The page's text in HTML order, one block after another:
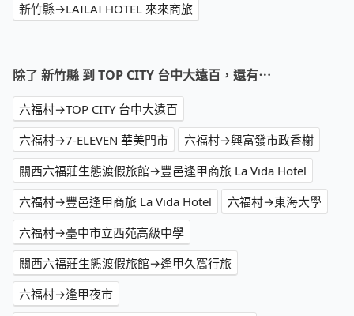
新竹縣→LAILAI HOTEL 來來商旅
除了 新竹縣 到 TOP CITY 台中大遠百，還有⋯
六福村→TOP CITY 台中大遠百
六福村→7-ELEVEN 華美門市
六福村→興富發市政香榭
關西六福莊生態渡假旅館→豐邑逢甲商旅 La Vida Hotel
六福村→豐邑逢甲商旅 La Vida Hotel
六福村→東海大學
六福村→臺中市立西苑高級中學
關西六福莊生態渡假旅館→逢甲久窩行旅
六福村→逢甲夜市